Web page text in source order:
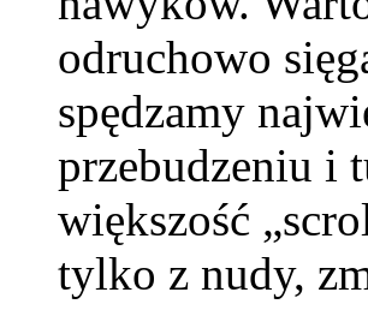
odruchowo
spędzamy
przebudzeniu i
większość
tylko z nudy,